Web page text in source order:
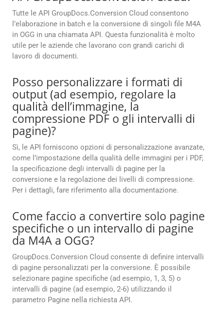
Tutte le API GroupDocs.Conversion Cloud consentono
l’elaborazione in batch e la conversione di singoli file M4A
in OGG in una chiamata API. Questa funzionalità è molto
utile per le aziende che lavorano con grandi carichi di
lavoro di documenti.
Posso personalizzare i formati di
output (ad esempio, regolare la
qualità dell’immagine, la
compressione PDF o gli intervalli di
pagine)?
Sì, le API forniscono opzioni di personalizzazione avanzate,
come l’impostazione della qualità delle immagini per i PDF,
la specificazione degli intervalli di pagine per la
conversione e la regolazione dei livelli di compressione.
Per i dettagli, fare riferimento alla documentazione.
Come faccio a convertire solo pagine
specifiche o un intervallo di pagine
da M4A a OGG?
GroupDocs.Conversion Cloud consente di definire intervalli
di pagine personalizzati per la conversione. È possibile
selezionare pagine specifiche (ad esempio, 1, 3, 5) o
intervalli di pagine (ad esempio, 2-6) utilizzando il
parametro Pagine nella richiesta API.